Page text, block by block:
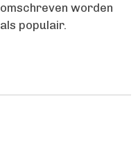
omschreven worden
als populair.